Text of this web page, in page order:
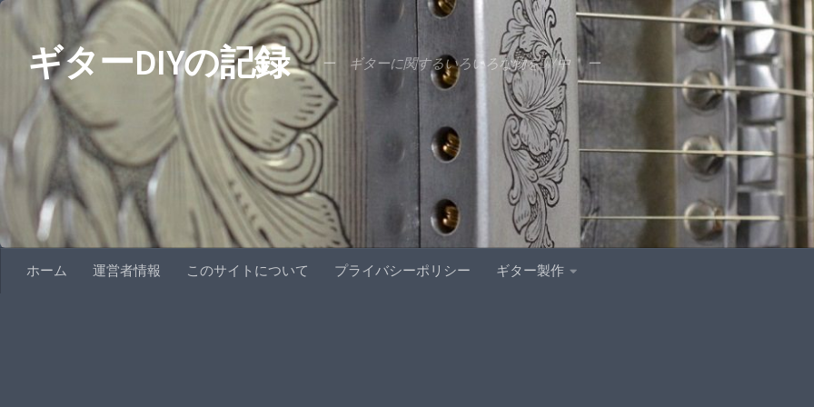
コンテンツへスキップ
ギターDIYの記録 ー ギターに関するいろいろな物をDIY中 ー
ホーム 運営者情報 このサイトについて プライバシーポリシー ギター製作